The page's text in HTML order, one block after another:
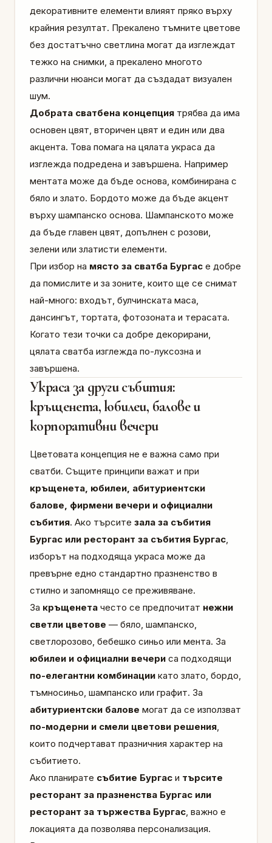
декоративните елементи влияят пряко върху
крайния резултат. Прекалено тъмните цветове
без достатъчно светлина могат да изглеждат
тежко на снимки, а прекалено многото
различни нюанси могат да създадат визуален
шум.
Добрата сватбена концепция трябва да има
основен цвят, вторичен цвят и един или два
акцента. Това помага на цялата украса да
изглежда подредена и завършена. Например
ментата може да бъде основа, комбинирана с
бяло и злато. Бордото може да бъде акцент
върху шампанско основа. Шампанското може
да бъде главен цвят, допълнен с розови,
зелени или златисти елементи.
При избор на място за сватба Бургас е добре
да помислите и за зоните, които ще се снимат
най-много: входът, булчинската маса,
дансингът, тортата, фотозоната и терасата.
Когато тези точки са добре декорирани,
цялата сватба изглежда по-луксозна и
завършена.
Украса за други събития:
кръщенета, юбилеи, балове и
корпоративни вечери
Цветовата концепция не е важна само при
сватби. Същите принципи важат и при
кръщенета, юбилеи, абитуриентски
балове, фирмени вечери и официални
събития. Ако търсите зала за събития
Бургас или ресторант за събития Бургас,
изборът на подходяща украса може да
превърне едно стандартно празненство в
стилно и запомнящо се преживяване.
За кръщенета често се предпочитат нежни
светли цветове — бяло, шампанско,
светлорозово, бебешко синьо или мента. За
юбилеи и официални вечери са подходящи
по-елегантни комбинации като злато, бордо,
тъмносиньо, шампанско или графит. За
абитуриентски балове могат да се използват
по-модерни и смели цветови решения,
които подчертават празничния характер на
събитието.
Ако планирате събитие Бургас и търсите
ресторант за празненства Бургас или
ресторант за тържества Бургас, важно е
локацията да позволява персонализация.